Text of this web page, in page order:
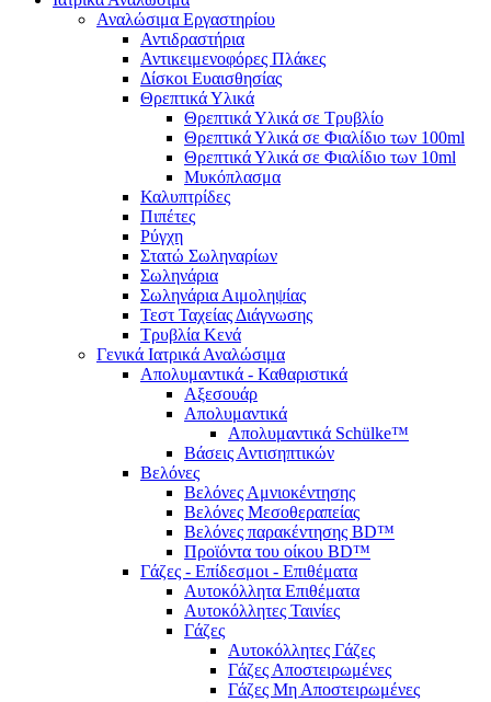
Αναλώσιμα Εργαστηρίου
Αντιδραστήρια
Αντικειμενοφόρες Πλάκες
Δίσκοι Ευαισθησίας
Θρεπτικά Υλικά
Θρεπτικά Υλικά σε Τρυβλίο
Θρεπτικά Υλικά σε Φιαλίδιο των 100ml
Θρεπτικά Υλικά σε Φιαλίδιο των 10ml
Μυκόπλασμα
Καλυπτρίδες
Πιπέτες
Ρύγχη
Στατώ Σωληναρίων
Σωληνάρια
Σωληνάρια Αιμοληψίας
Τεστ Ταχείας Διάγνωσης
Τρυβλία Κενά
Γενικά Ιατρικά Αναλώσιμα
Απολυμαντικά - Καθαριστικά
Αξεσουάρ
Απολυμαντικά
Απολυμαντικά Schülke™
Βάσεις Αντισηπτικών
Βελόνες
Βελόνες Αμνιοκέντησης
Βελόνες Μεσοθεραπείας
Βελόνες παρακέντησης BD™
Προϊόντα του οίκου BD™
Γάζες - Επίδεσμοι - Επιθέματα
Αυτοκόλλητα Επιθέματα
Αυτοκόλλητες Ταινίες
Γάζες
Αυτοκόλλητες Γάζες
Γάζες Αποστειρωμένες
Γάζες Μη Αποστειρωμένες